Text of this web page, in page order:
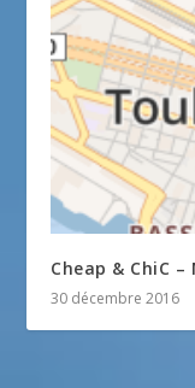
Cheap & ChiC
30 décembre 2016